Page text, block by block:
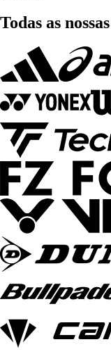
Todas as